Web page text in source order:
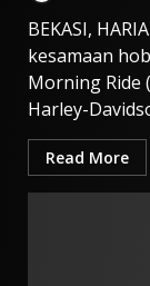
BEKASI,
kesamaan
Morning Ride
Harley-
Read More